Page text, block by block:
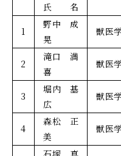
氏 名
1
野中 成
晃
獣医
2
滝口 満
喜
獣医
3
堀内 基
広
獣医
4
森松 正
美
獣医
石塚 真